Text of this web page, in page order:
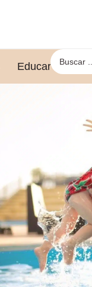
Educar leyendo